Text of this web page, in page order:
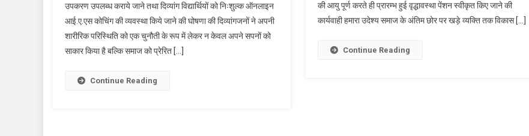
उपकरण उपलब्ध कराये जाने तथा दिव्यांग विद्यार्थियों को निःशुल्क ऑनलाइन
आई.ए.एस कोचिंग की व्यवस्था किये जाने की घोषणा की दिव्यांगजनों ने अपनी
शारीरिक परिस्थिति को एक चुनौती के रूप में लेकर न केवल अपने सपनों को
साकार किया है बल्कि समाज को प्रेरित […]
Continue Reading
की आयु पूर्ण करते ही प्रारम्भ हुई वृद्धावस्था पेंशन स्वीकृत किए जाने की
कार्यवाही हमारा उदेश्य समाज के अंतिम छोर पर खड़े व्यक्ति तक विकास […]
Continue Reading